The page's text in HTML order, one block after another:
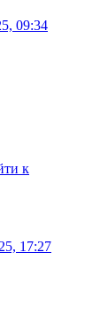
09:34
к
17:27